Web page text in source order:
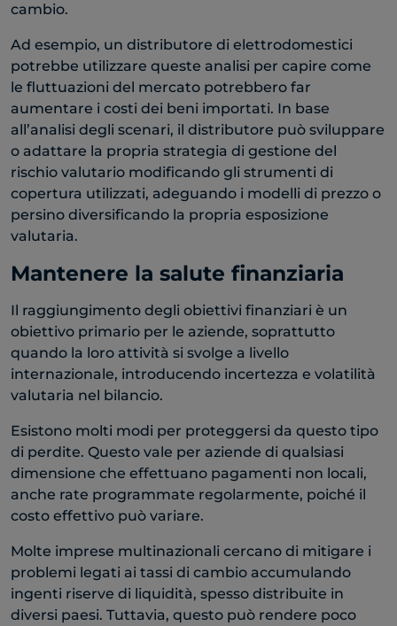
cambio.
Ad esempio, un distributore di elettrodomestici
potrebbe utilizzare queste analisi per capire come
le fluttuazioni del mercato potrebbero far
aumentare i costi dei beni importati. In base
all’analisi degli scenari, il distributore può sviluppare
o adattare la propria strategia di gestione del
rischio valutario modificando gli strumenti di
copertura utilizzati, adeguando i modelli di prezzo o
persino diversificando la propria esposizione
valutaria.
Mantenere la salute finanziaria
Il raggiungimento degli obiettivi finanziari è un
obiettivo primario per le aziende, soprattutto
quando la loro attività si svolge a livello
internazionale, introducendo incertezza e volatilità
valutaria nel bilancio.
Esistono molti modi per proteggersi da questo tipo
di perdite. Questo vale per aziende di qualsiasi
dimensione che effettuano pagamenti non locali,
anche rate programmate regolarmente, poiché il
costo effettivo può variare.
Molte imprese multinazionali cercano di mitigare i
problemi legati ai tassi di cambio accumulando
ingenti riserve di liquidità, spesso distribuite in
diversi paesi. Tuttavia, questo può rendere poco